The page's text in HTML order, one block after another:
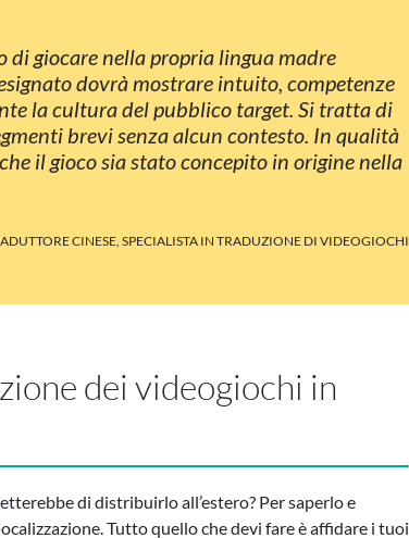
giocare nella propria lingua madre
dovrà mostrare intuito, competenze
la cultura del pubblico target. Si tratta di
brevi senza alcun contesto. In qualità
il gioco sia stato concepito in origine nella
CINESE, SPECIALISTA IN TRADUZIONE DI VIDEOGIOCHI
dei videogiochi in
di distribuirlo all’estero? Per saperlo e
Tutto quello che devi fare è affidare i tuoi